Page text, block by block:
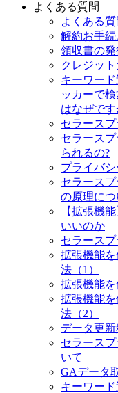
よくある質問
よくある質
解約お手
領収書の発
クレジッ
キーワー
ッカーで
はなぜです
セラース
セラース
られるの?
プライバ
セラース
の原理につ
【拡張機
いいのか
セラース
拡張機能
法（1）
拡張機能
拡張機能
法（2）
データ更
セラース
いて
GAデータ
キーワー